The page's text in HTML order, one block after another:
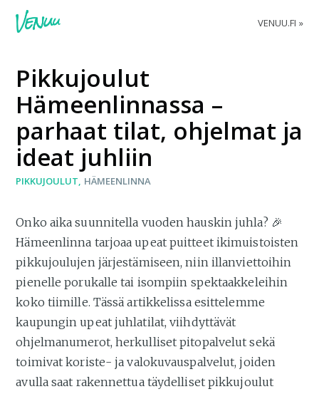
VENUU.FI
Pikkujoulut
Hämeenlinnassa –
parhaat tilat, ohjelmat ja
ideat juhliin
PIKKUJOULUT HÄMEENLINNA
Onko aika suunnitella vuoden hauskin juhla? 🎉
Hämeenlinna tarjoaa upeat puitteet ikimuistoisten
pikkujoulujen järjestämiseen, niin illanviettoihin
pienelle porukalle tai isompiin spektaakkeleihin
koko tiimille. Tässä artikkelissa esittelemme
kaupungin upeat juhlatilat, viihdyttävät
ohjelmanumerot, herkulliset pitopalvelut sekä
toimivat koriste- ja valokuvauspalvelut, joiden
avulla saat rakennettua täydelliset pikkujoulut